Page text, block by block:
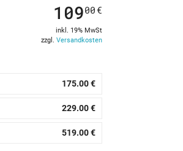
10900 €
inkl. 19% MwSt
zzgl. Versandkosten
175.00 €
229.00 €
519.00 €